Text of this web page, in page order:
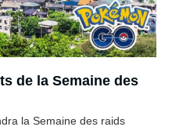
de la Semaine des
la Semaine des raids